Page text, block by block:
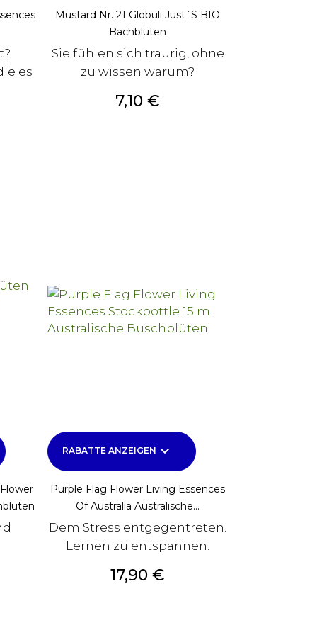
es
Mustard Nr. 21 Globuli Just´s BIO
Bachblüten
Sie fühlen sich traurig, ohne
zu wissen warum?
Preis
7,10 €
RABATTE ANZEIGEN keyboard_arrow_down
Purple Flag Flower Living Essences
Of Australia Australische...
Dem Stress entgegentreten.
Lernen zu entspannen.
Preis
17,90 €